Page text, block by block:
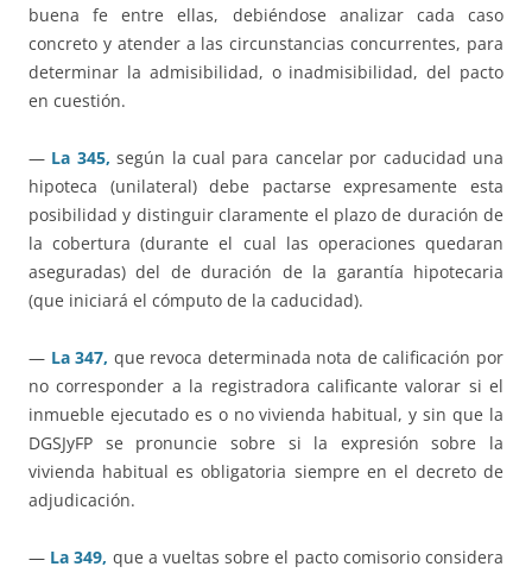
buena fe entre ellas, debiéndose analizar cada caso
concreto y atender a las circunstancias concurrentes, para
determinar la admisibilidad, o inadmisibilidad, del pacto
en cuestión.
— La 345, según la cual para cancelar por caducidad una
hipoteca (unilateral) debe pactarse expresamente esta
posibilidad y distinguir claramente el plazo de duración de
la cobertura (durante el cual las operaciones quedaran
aseguradas) del de duración de la garantía hipotecaria
(que iniciará el cómputo de la caducidad).
— La 347, que revoca determinada nota de calificación por
no corresponder a la registradora calificante valorar si el
inmueble ejecutado es o no vivienda habitual, y sin que la
DGSJyFP se pronuncie sobre si la expresión sobre la
vivienda habitual es obligatoria siempre en el decreto de
adjudicación.
— La 349, que a vueltas sobre el pacto comisorio considera